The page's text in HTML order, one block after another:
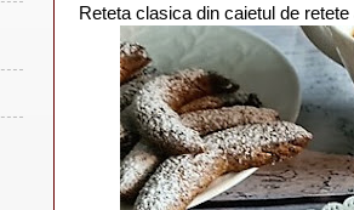
Reteta clasica din caietul de